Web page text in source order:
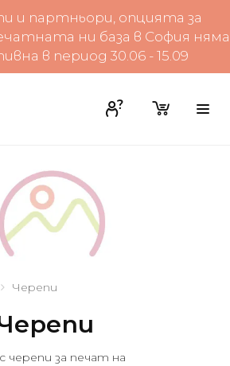
и партньори, опцията за
ни база в София няма
в период 30.06 - 15.09
Черепи
черепи за печат на